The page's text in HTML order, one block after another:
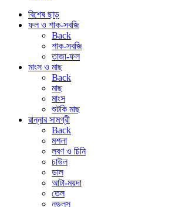
বিশেষ ছাড়
ফল ও শাক-সবজি
Back
শাক-সবজি
তাজা-ফল
মাংস ও মাছ
Back
মাছ
মাংস
শুটকি মাছ
রান্নার সামগ্রী
Back
মশলা
লবণ ও চিনি
চাউল
ডাল
আটা-ময়দা
তেল
নুডলস